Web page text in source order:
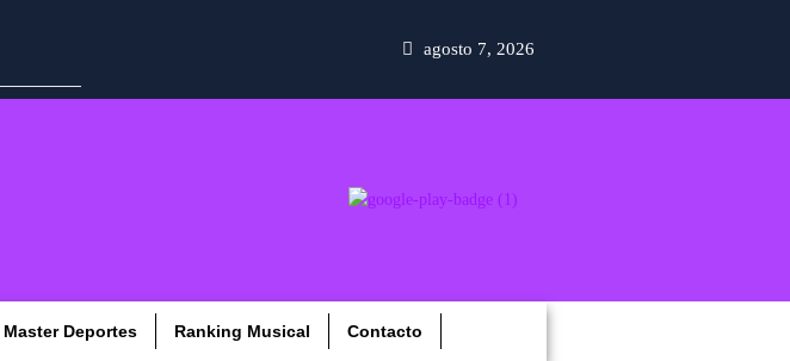
agosto 7, 2026
Master Deportes Ranking Musical Contacto